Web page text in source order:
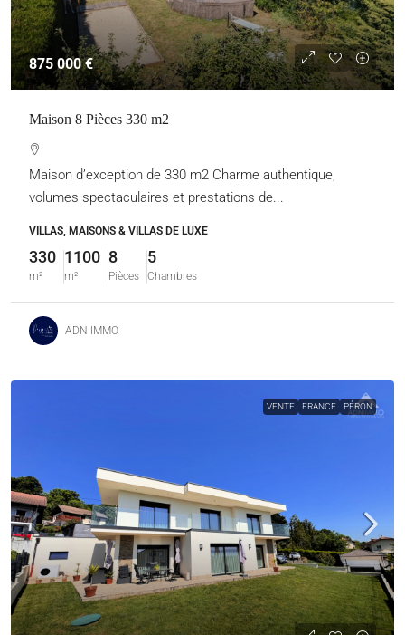
875 000 €
Maison 8 Pièces 330 m2
Maison d’exception de 330 m2 Charme authentique,
volumes spectaculaires et prestations de...
VILLAS, MAISONS & VILLAS DE LUXE
330
m²
1100
m²
8
Pièces
5
Chambres
ADN IMMO
VENTE FRANCE PÉRON